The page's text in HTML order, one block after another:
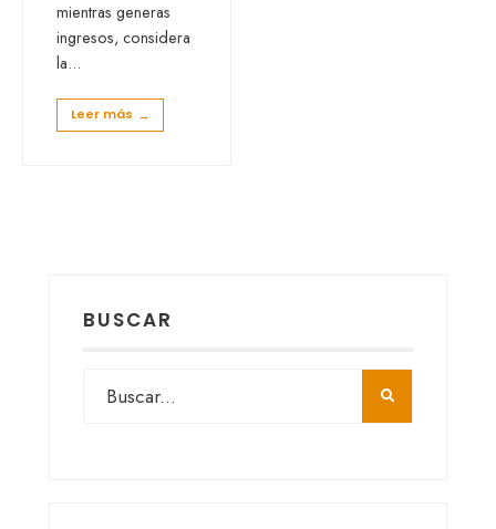
mientras generas
ingresos, considera
la...
Leer más →
BUSCAR